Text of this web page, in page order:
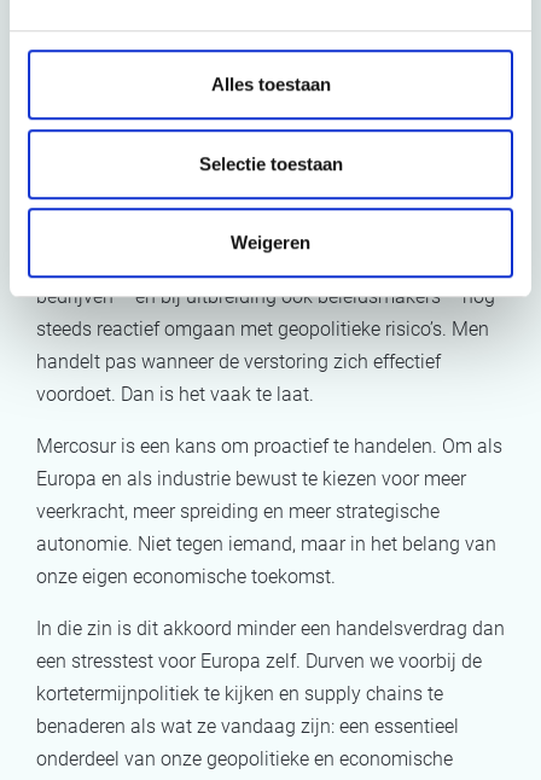
Alles toestaan
Selectie toestaan
Weigeren
of het in het huidige geopolitieke landschap beter is om
met regels, afspraken en noodremmen te werken, dan
om géén kader te hebben en strategische
afhankelijkheden verder te laten ontsporen.
meer
bedrijven – en bij uitbreiding ook beleidsmakers – nog
steeds reactief omgaan met geopolitieke risico’s. Men
handelt pas wanneer de verstoring zich effectief
voordoet. Dan is het vaak te laat.
Mercosur is een kans om proactief te handelen. Om als
Europa en als industrie bewust te kiezen voor meer
veerkracht, meer spreiding en meer strategische
autonomie. Niet tegen iemand, maar in het belang van
onze eigen economische toekomst.
In die zin is dit akkoord minder een handelsverdrag dan
een stresstest voor Europa zelf. Durven we voorbij de
kortetermijnpolitiek te kijken en supply chains te
benaderen als wat ze vandaag zijn: een essentieel
onderdeel van onze geopolitieke en economische